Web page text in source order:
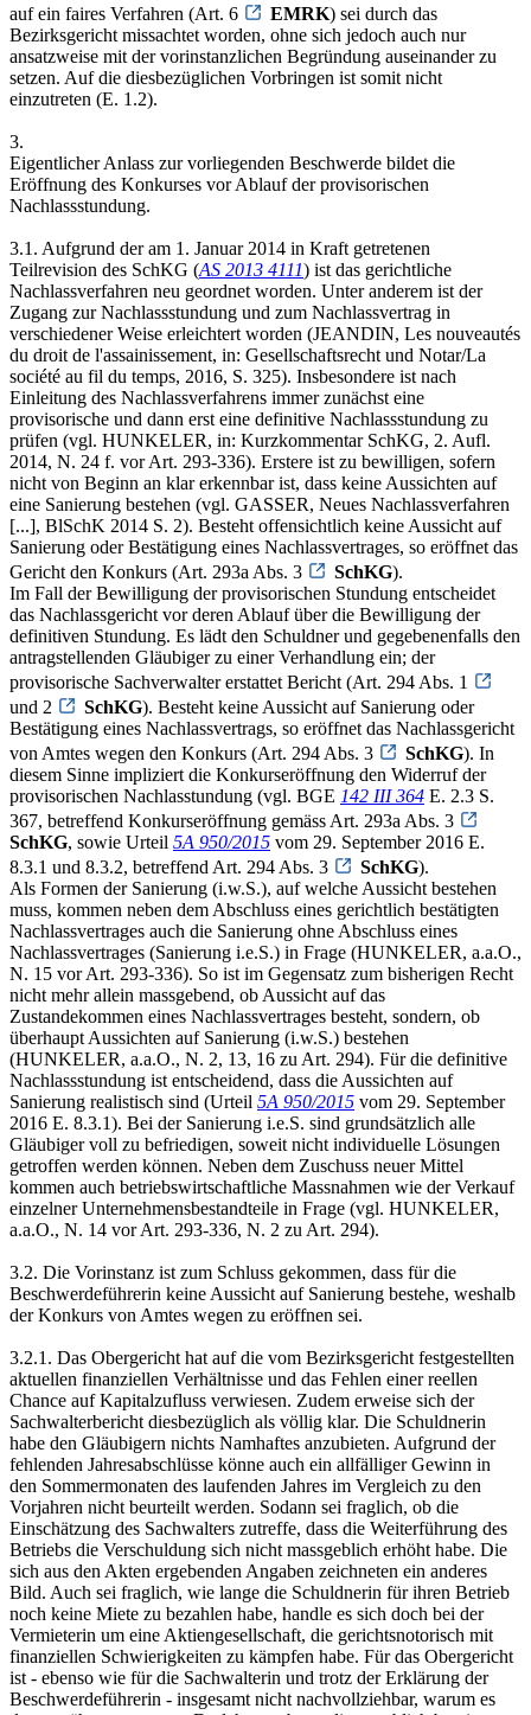
auf ein faires Verfahren (Art. 6
EMRK) sei durch das
Bezirksgericht missachtet worden, ohne sich jedoch auch nur
ansatzweise mit der vorinstanzlichen Begründung auseinander zu
setzen. Auf die diesbezüglichen Vorbringen ist somit nicht
einzutreten (E. 1.2).
3.
Eigentlicher Anlass zur vorliegenden Beschwerde bildet die
Eröffnung des Konkurses vor Ablauf der provisorischen
Nachlassstundung.
3.1. Aufgrund der am 1. Januar 2014 in Kraft getretenen
Teilrevision des SchKG (AS 2013 4111) ist das gerichtliche
Nachlassverfahren neu geordnet worden. Unter anderem ist der
Zugang zur Nachlassstundung und zum Nachlassvertrag in
verschiedener Weise erleichtert worden (JEANDIN, Les nouveautés
du droit de l'assainissement, in: Gesellschaftsrecht und Notar/La
société au fil du temps, 2016, S. 325). Insbesondere ist nach
Einleitung des Nachlassverfahrens immer zunächst eine
provisorische und dann erst eine definitive Nachlassstundung zu
prüfen (vgl. HUNKELER, in: Kurzkommentar SchKG, 2. Aufl.
2014, N. 24 f. vor Art. 293-336). Erstere ist zu bewilligen, sofern
nicht von Beginn an klar erkennbar ist, dass keine Aussichten auf
eine Sanierung bestehen (vgl. GASSER, Neues Nachlassverfahren
[...], BlSchK 2014 S. 2). Besteht offensichtlich keine Aussicht auf
Sanierung oder Bestätigung eines Nachlassvertrages, so eröffnet das
Gericht den Konkurs (Art. 293a Abs. 3
SchKG).
Im Fall der Bewilligung der provisorischen Stundung entscheidet
das Nachlassgericht vor deren Ablauf über die Bewilligung der
definitiven Stundung. Es lädt den Schuldner und gegebenenfalls den
antragstellenden Gläubiger zu einer Verhandlung ein; der
provisorische Sachverwalter erstattet Bericht (Art. 294 Abs. 1
und 2
SchKG). Besteht keine Aussicht auf Sanierung oder
Bestätigung eines Nachlassvertrags, so eröffnet das Nachlassgericht
von Amtes wegen den Konkurs (Art. 294 Abs. 3
SchKG). In
diesem Sinne impliziert die Konkurseröffnung den Widerruf der
provisorischen Nachlasstundung (vgl. BGE 142 III 364 E. 2.3 S.
367, betreffend Konkurseröffnung gemäss Art. 293a Abs. 3
SchKG, sowie Urteil 5A 950/2015 vom 29. September 2016 E.
8.3.1 und 8.3.2, betreffend Art. 294 Abs. 3
SchKG).
Als Formen der Sanierung (i.w.S.), auf welche Aussicht bestehen
muss, kommen neben dem Abschluss eines gerichtlich bestätigten
Nachlassvertrages auch die Sanierung ohne Abschluss eines
Nachlassvertrages (Sanierung i.e.S.) in Frage (HUNKELER, a.a.O.,
N. 15 vor Art. 293-336). So ist im Gegensatz zum bisherigen Recht
nicht mehr allein massgebend, ob Aussicht auf das
Zustandekommen eines Nachlassvertrages besteht, sondern, ob
überhaupt Aussichten auf Sanierung (i.w.S.) bestehen
(HUNKELER, a.a.O., N. 2, 13, 16 zu Art. 294). Für die definitive
Nachlassstundung ist entscheidend, dass die Aussichten auf
Sanierung realistisch sind (Urteil 5A 950/2015 vom 29. September
2016 E. 8.3.1). Bei der Sanierung i.e.S. sind grundsätzlich alle
Gläubiger voll zu befriedigen, soweit nicht individuelle Lösungen
getroffen werden können. Neben dem Zuschuss neuer Mittel
kommen auch betriebswirtschaftliche Massnahmen wie der Verkauf
einzelner Unternehmensbestandteile in Frage (vgl. HUNKELER,
a.a.O., N. 14 vor Art. 293-336, N. 2 zu Art. 294).
3.2. Die Vorinstanz ist zum Schluss gekommen, dass für die
Beschwerdeführerin keine Aussicht auf Sanierung bestehe, weshalb
der Konkurs von Amtes wegen zu eröffnen sei.
3.2.1. Das Obergericht hat auf die vom Bezirksgericht festgestellten
aktuellen finanziellen Verhältnisse und das Fehlen einer reellen
Chance auf Kapitalzufluss verwiesen. Zudem erweise sich der
Sachwalterbericht diesbezüglich als völlig klar. Die Schuldnerin
habe den Gläubigern nichts Namhaftes anzubieten. Aufgrund der
fehlenden Jahresabschlüsse könne auch ein allfälliger Gewinn in
den Sommermonaten des laufenden Jahres im Vergleich zu den
Vorjahren nicht beurteilt werden. Sodann sei fraglich, ob die
Einschätzung des Sachwalters zutreffe, dass die Weiterführung des
Betriebs die Verschuldung sich nicht massgeblich erhöht habe. Die
sich aus den Akten ergebenden Angaben zeichneten ein anderes
Bild. Auch sei fraglich, wie lange die Schuldnerin für ihren Betrieb
noch keine Miete zu bezahlen habe, handle es sich doch bei der
Vermieterin um eine Aktiengesellschaft, die gerichtsnotorisch mit
finanziellen Schwierigkeiten zu kämpfen habe. Für das Obergericht
ist - ebenso wie für die Sachwalterin und trotz der Erklärung der
Beschwerdeführerin - insgesamt nicht nachvollziehbar, warum es